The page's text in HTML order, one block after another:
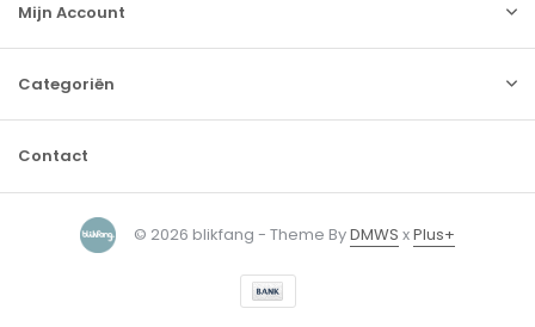
Mijn Account
Categoriën
Contact
© 2026 blikfang - Theme ByDMWS xPlus+